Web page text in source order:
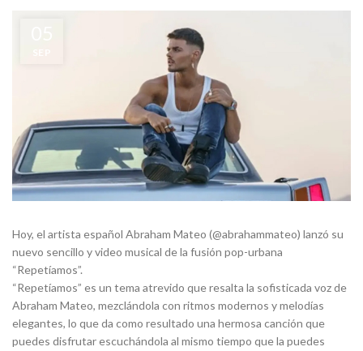
Hoy, el artista español Abraham Mateo (@abrahammateo) lanzó su
nuevo sencillo y video musical de la fusión pop-urbana
“Repetíamos”.
“Repetíamos” es un tema atrevido que resalta la sofisticada voz de
Abraham Mateo, mezclándola con ritmos modernos y melodías
elegantes, lo que da como resultado una hermosa canción que
puedes disfrutar escuchándola al mismo tiempo que la puedes